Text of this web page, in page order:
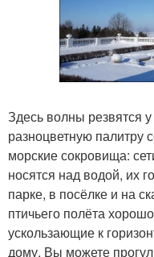
Здесь волны резвятся
разноцветную палитру
морские сокровища:
носятся над водой, их
парке, в посёлке и на
птичьего полёта
ускользающие к
дому. Вы можете